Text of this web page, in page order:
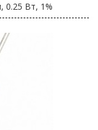
0.25 Вт, 1%